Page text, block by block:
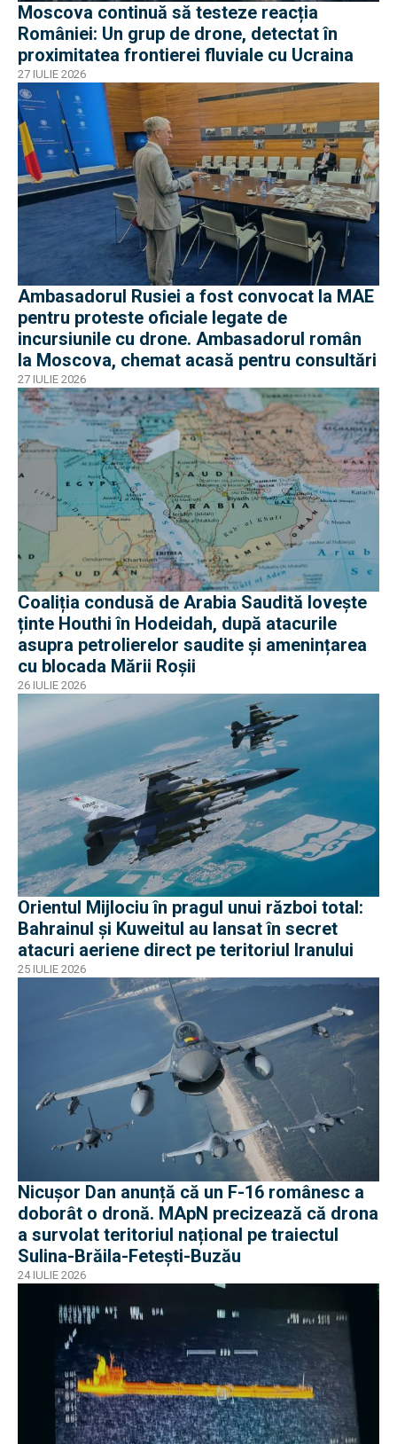
Moscova continuă să testeze reacția
României: Un grup de drone, detectat în
proximitatea frontierei fluviale cu Ucraina
27 IULIE 2026
Ambasadorul Rusiei a fost convocat la MAE
pentru proteste oficiale legate de
incursiunile cu drone. Ambasadorul român
la Moscova, chemat acasă pentru consultări
27 IULIE 2026
Coaliția condusă de Arabia Saudită lovește
ținte Houthi în Hodeidah, după atacurile
asupra petrolierelor saudite și amenințarea
cu blocada Mării Roșii
26 IULIE 2026
Orientul Mijlociu în pragul unui război total:
Bahrainul și Kuweitul au lansat în secret
atacuri aeriene direct pe teritoriul Iranului
25 IULIE 2026
Nicușor Dan anunță că un F-16 românesc a
doborât o dronă. MApN precizează că drona
a survolat teritoriul național pe traiectul
Sulina-Brăila-Fetești-Buzău
24 IULIE 2026